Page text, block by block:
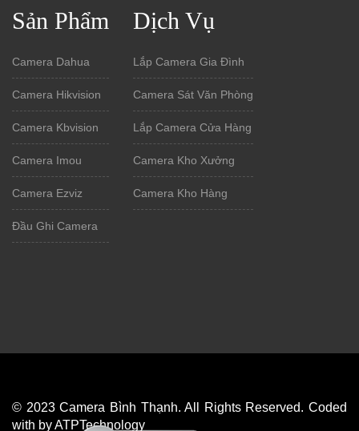
Sản Phẩm
Camera Dahua
Camera Hikvision
Camera Kbvision
Camera Imou
Camera Ezviz
Đầu Ghi Camera
Dịch Vụ
Lắp Camera Gia Đình
Camera Sát Văn Phòng
Lắp Camera Cửa Hàng
Camera Kho Xưởng
Camera Kho Hàng
© 2023 Camera Bình Thạnh. All Rights Reserved. Coded
with by ATPTechnology